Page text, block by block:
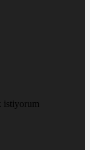
istiyorum